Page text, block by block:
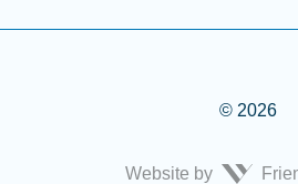
© 2026
Website by